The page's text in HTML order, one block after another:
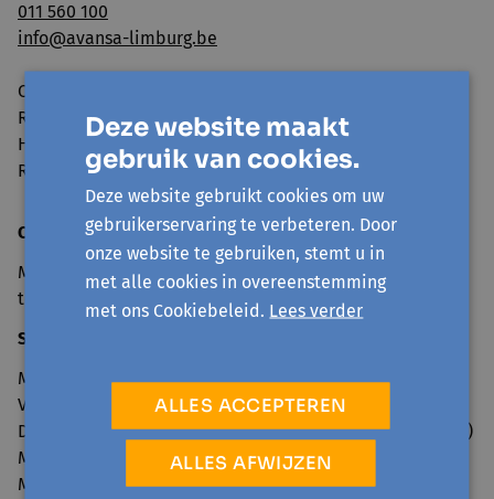
011 560 100
info@avansa-limburg.be
Ondernemingsnummer: ​0860.323.286
RPR: Ondernemingsrechtbank Antwerpen, afdeling
Hasselt
Rekeningnummer: BE98 7350 0766 3893
Openingsuren onthaal
Maandag tot en met vrijdag van 9u30 tot 12u30 en 13u30
tot 16u
Sluitingsdagen 2026
Maandag 6 april (Paasmaandag)
Vrijdag 1 mei (Dag van de Arbeid)
Donderdag 14 en vrijdag 15 mei (Hemelvaart en brugdag)
Maandag 25 mei (Pinkstermaandag)
Maandag 20 en dinsdag 21 juli (Nationale feestdag en
Deze website maakt
gebruik van cookies.
Deze website gebruikt cookies om uw
gebruikerservaring te verbeteren. Door
onze website te gebruiken, stemt u in
met alle cookies in overeenstemming
met ons Cookiebeleid. Lees verder
ALLES ACCEPTEREN
ALLES AFWIJZEN